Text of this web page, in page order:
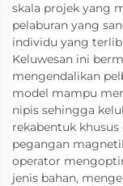
skala projek yang
pelaburan yang
individu yang
Keluwesan ini
mengendalikan
model mampu
nipis sehingga
rekabentuk
pegangan
operator
jenis bahan,